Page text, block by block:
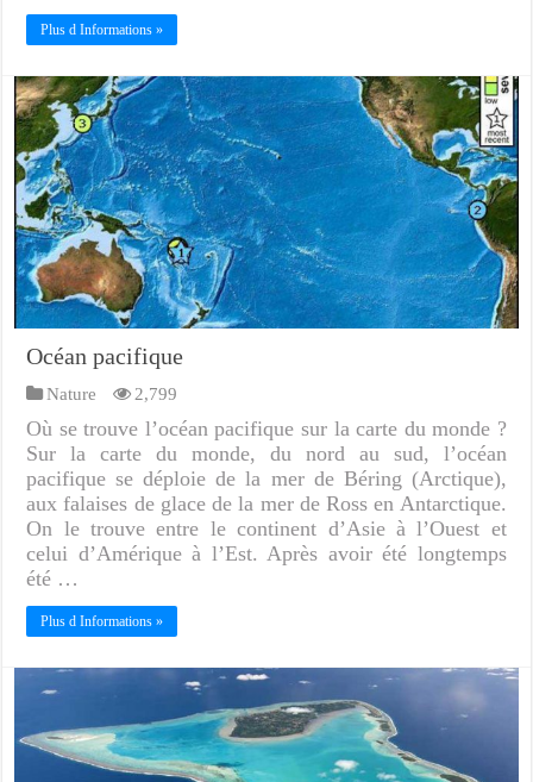
Plus d Informations »
Océan pacifique
Nature 2,799
Où se trouve l’océan pacifique sur la carte du monde ?
Sur la carte du monde, du nord au sud, l’océan
pacifique se déploie de la mer de Béring (Arctique),
aux falaises de glace de la mer de Ross en Antarctique.
On le trouve entre le continent d’Asie à l’Ouest et
celui d’Amérique à l’Est. Après avoir été longtemps
été …
Plus d Informations »